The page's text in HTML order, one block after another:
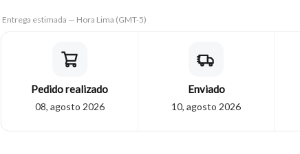
Entrega estimada — Hora Lima (GMT-5)
Pedido realizado
08, agosto 2026
Enviado
10, agosto 2026